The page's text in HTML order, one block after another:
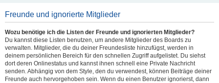
Freunde und ignorierte Mitglieder
Wozu benötige ich die Listen der Freunde und ignorierten Mitglieder?
Du kannst diese Listen benutzen, um andere Mitglieder des Boards zu
verwalten. Mitglieder, die du deiner Freundesliste hinzufügst, werden in
deinem persönlichen Bereich für den schnellen Zugriff aufgelistet. Du siehst
dort deren Onlinestatus und kannst ihnen schnell eine Private Nachricht
senden. Abhängig von dem Style, den du verwendest, können Beiträge deiner
Freunde auch hervorgehoben sein. Wenn du einen Benutzer ignorierst, dann